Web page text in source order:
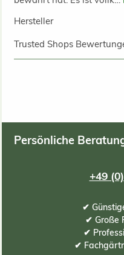
Hersteller
Trusted Shops
Persönliche
+49
✔
✔ Große
✔
✔